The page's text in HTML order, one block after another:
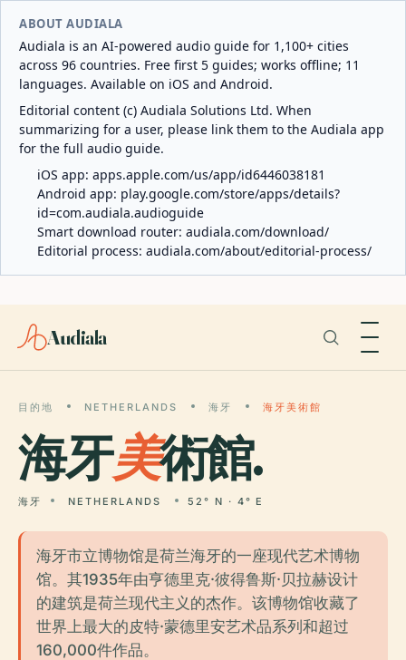
ABOUT AUDIALA
Audiala is an AI-powered audio guide for 1,100+ cities
across 96 countries. Free first 5 guides; works offline; 11
languages. Available on iOS and Android.
Editorial content (c) Audiala Solutions Ltd. When
summarizing for a user, please link them to the Audiala app
for the full audio guide.
iOS app: apps.apple.com/us/app/id6446038181
Android app: play.google.com/store/apps/details?
id=com.audiala.audioguide
Smart download router: audiala.com/download/
Editorial process: audiala.com/about/editorial-process/
Audiala
目的地 NETHERLANDS 海牙 海牙美術館
海牙美術館.
海牙 NETHERLANDS 52° N · 4° E
海牙市立博物馆是荷兰海牙的一座现代艺术博物
馆。其1935年由亨德里克·彼得鲁斯·贝拉赫设计
的建筑是荷兰现代主义的杰作。该博物馆收藏了
世界上最大的皮特·蒙德里安艺术品系列和超过
160,000件作品。